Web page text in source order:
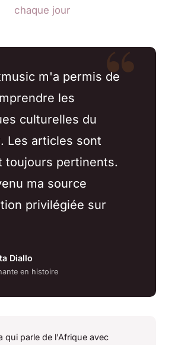
chaque jour
m'a permis de
les
culturelles du
Les articles sont
toujours pertinents.
ma source
privilégiée sur
Diallo
en histoire
qui parle de l'Afrique avec